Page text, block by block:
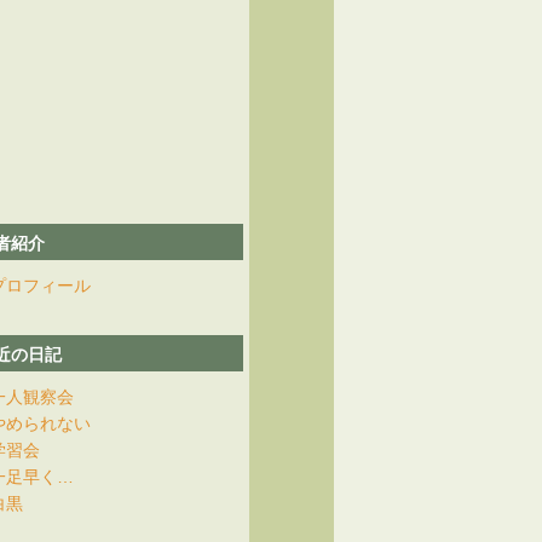
紹介
ロフィール
の日記
人観察会
められない
習会
足早く…
黒